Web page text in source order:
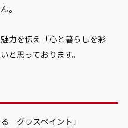
。
力を伝え「心と暮らしを彩
と思っております。
グラスペイント」